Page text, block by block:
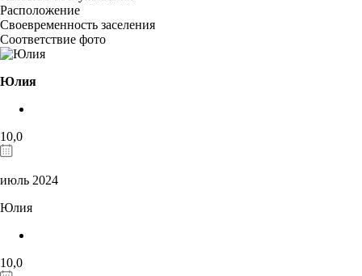
Расположение
Своевременность заселения
Соответствие фото
Юлия
10,0
июль 2024
Юлия
10,0